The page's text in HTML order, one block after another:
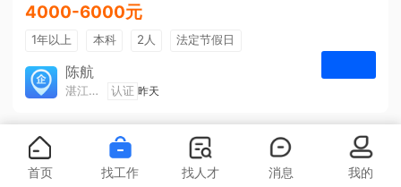
4000-6000元
1年以上 本科 2人
法定节假日
包吃住
五险一金
陈航
湛江旅游集散中心有限公司 认证 昨天
首页 找工作 找人才 消息 我的